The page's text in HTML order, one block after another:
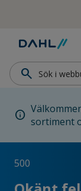
Hoppa till
search
info sortiment
500